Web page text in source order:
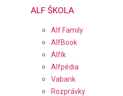
ALF ŠKOLA
Alf Family
AlfBook
Alfík
Alfpédia
Vabank
Rozprávky